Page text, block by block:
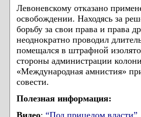
Левоневскому отказано
освобождении. Находясь за
борьбу за свои права и права
неоднократно проводил
помещался в штрафной
стороны администрации
«Международная амнистия»
совести.
Полезная информация:
Видео: “Под прицелом власти”